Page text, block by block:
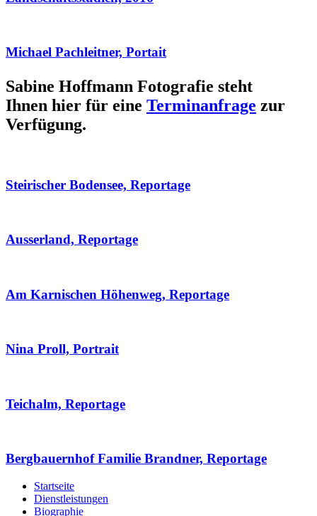
Michael Pachleitner, Portait
Sabine Hoffmann Fotografie steht
Ihnen hier für eine Terminanfrage zur
Verfügung.
Steirischer Bodensee, Reportage
Ausserland, Reportage
Am Karnischen Höhenweg, Reportage
Nina Proll, Portrait
Teichalm, Reportage
Bergbauernhof Familie Brandner, Reportage
Startseite
Dienstleistungen
Biographie